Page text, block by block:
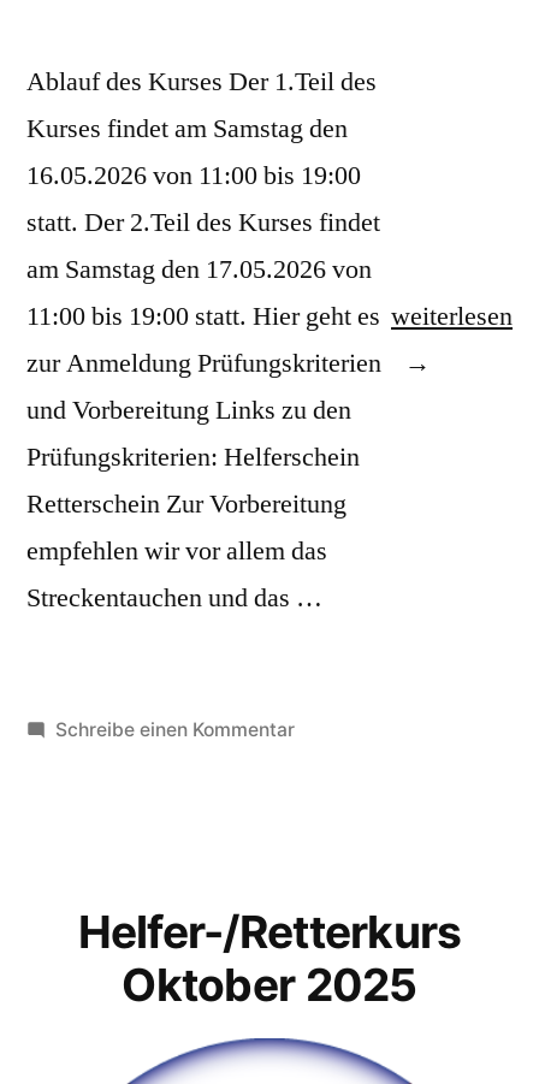
Ablauf des Kurses Der 1.Teil des
Kurses findet am Samstag den
16.05.2026 von 11:00 bis 19:00
statt. Der 2.Teil des Kurses findet
am Samstag den 17.05.2026 von
11:00 bis 19:00 statt. Hier geht es
zur Anmeldung Prüfungskriterien
und Vorbereitung Links zu den
Prüfungskriterien: Helferschein
Retterschein Zur Vorbereitung
empfehlen wir vor allem das
Streckentauchen und das …
„Helfer
weiterlesen
Schreibe einen Kommentarzu
Helfer-/Retterkurs
Oktober 2025